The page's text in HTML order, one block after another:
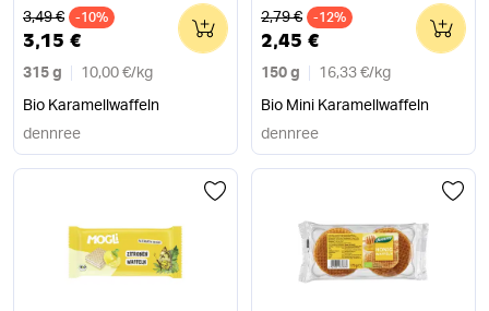
Alter Preis
3,49 € -10%
3,15 €
315 g 10,00 €/ kg
Bio Karamellwaffeln
0
dennree
Alter Preis
2,79 € -12%
2,45 €
150 g 16,33 €/ kg
Bio Mini Karamellwaffeln
0
dennree